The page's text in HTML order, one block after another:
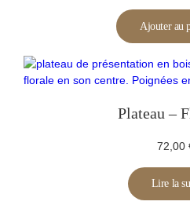
Ajouter au
Plateau –
72,00
Lire la